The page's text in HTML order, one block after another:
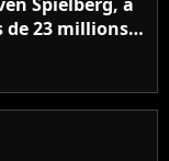
de 23 millions